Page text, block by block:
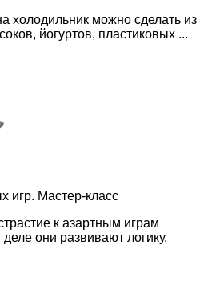
холодильник можно сделать из
йогуртов, пластиковых ...
игр. Мастер-класс
к азартным играм
они развивают логику,